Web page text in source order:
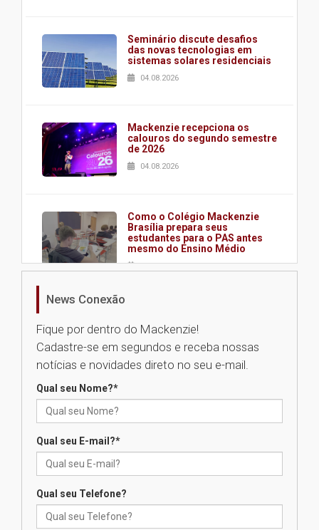
Seminário discute desafios
das novas tecnologias em
sistemas solares residenciais
04.08.2026
Mackenzie recepciona os
calouros do segundo semestre
de 2026
04.08.2026
Como o Colégio Mackenzie
Brasília prepara seus
estudantes para o PAS antes
mesmo do Ensino Médio
04.08.2026
na educação dos filhos além da
escola
04.08.2026
docentes para debater
Professora do Mackenzie é
finalista do Prêmio Jabuti com
News Conexão
Fique por dentro do Mackenzie!
Cadastre-se em segundos e receba nossas
notícias e novidades direto no seu e-mail.
Qual seu Nome?*
Qual seu E-mail?*
Qual seu Telefone?